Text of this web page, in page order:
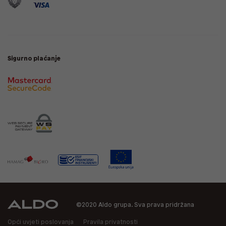
Sigurno plaćanje
©2020 Aldo grupa. Sva prava pridržana
Opći uvjeti poslovanja Pravila privatnosti